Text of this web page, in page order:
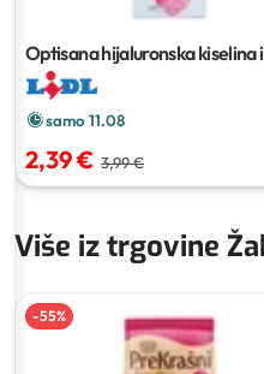
Optisana hijaluronska kiselina i
kolagen kapsule
samo 11.08
2,39 € 3,99 €
Više iz trgovine
-55%